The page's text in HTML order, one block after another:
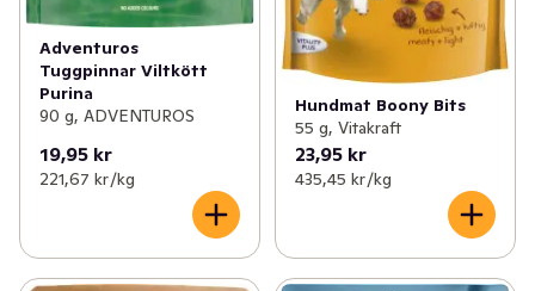
Adventuros
Tuggpinnar Viltkött
Purina
90 g, ADVENTUROS
19,95 kr
221,67 kr /kg
Hundmat Boony Bits
55 g, Vitakraft
23,95 kr
435,45 kr /kg